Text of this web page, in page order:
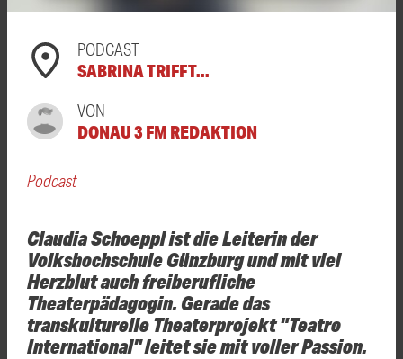
PODCAST
SABRINA TRIFFT...
VON
DONAU 3 FM REDAKTION
Podcast
Claudia Schoeppl ist die Leiterin der
Volkshochschule Günzburg und mit viel
Herzblut auch freiberufliche
Theaterpädagogin. Gerade das
transkulturelle Theaterprojekt "Teatro
International" leitet sie mit voller Passion.